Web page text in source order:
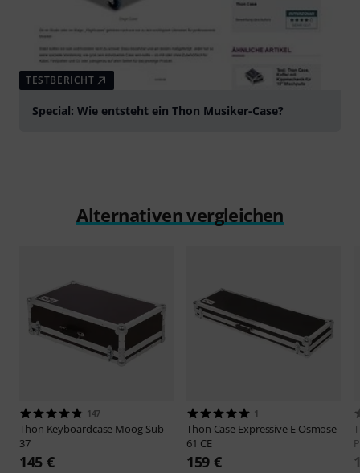
TESTBERICHT
Special: Wie entsteht ein Thon Musiker-Case?
Alternativen vergleichen
147
Thon Keyboardcase Moog Sub
37
145 €
1
Thon Case Expressive E Osmose
61 CE
159 €